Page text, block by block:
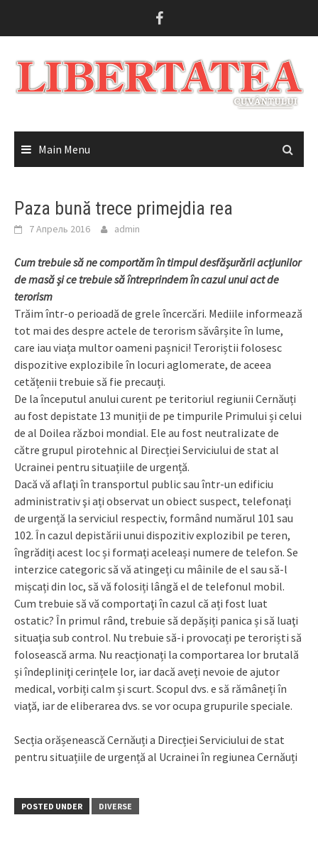
Main Menu
Paza bună trece primejdia rea
7 Апрель 2016 admin
Cum trebuie să ne comportăm în timpul desfășurării acțiunilor
de masă și ce trebuie să întreprindem în cazul unui act de
terorism
Trăim într-o perioadă de grele încercări. Mediile informează
tot mai des despre actele de terorism săvârșite în lume,
care iau viața multor oameni pașnici! Teroriștii folosesc
dispozitive explozibile în locuri aglomerate, de aceea
cetățenii trebuie să fie precauți.
De la începutul anului curent pe teritoriul regiunii Cernăuți
au fost depistate 13 muniții de pe timpurile Primului și celui
de al Doilea război mondial. Ele au fost neutralizate de
către grupul pirotehnic al Direcției Serviciului de stat al
Ucrainei pentru situațiile de urgență.
Dacă vă aflaţi în transportul public sau într-un edificiu
administrativ şi ați observat un obiect suspect, telefonați
de urgență la serviciul respectiv, formând numărul 101 sau
102. În cazul depistării unui dispozitiv explozibil pe teren,
îngrădiți acest loc și formați aceleași numere de telefon. Se
interzice categoric să vă atingeți cu mâinile de el sau să-l
mișcați din loc, să vă folosiți lângă el de telefonul mobil.
Cum trebuie să vă comportaţi în cazul că ați fost luat
ostatic? În primul rând, trebuie să depășiți panica și să luaţi
situaţia sub control. Nu trebuie să-i provocați pe teroriști să
folosească arma. Nu reacționați la comportarea lor brutală
și îndepliniţi cerințele lor, iar dacă aveți nevoie de ajutor
medical, vorbiți calm și scurt. Scopul dvs. e să rămâneți în
viaţă, iar de eliberarea dvs. se vor ocupa grupurile speciale.
Secția orășenească Cernăuți a Direcției Serviciului de stat
pentru situațiile de urgență al Ucrainei în regiunea Cernăuți
POSTED UNDER DIVERSE